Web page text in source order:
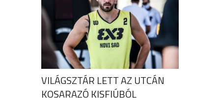
VILÁGSZTÁR LETT AZ UTCÁN
KOSARAZÓ KISFIÚBÓL